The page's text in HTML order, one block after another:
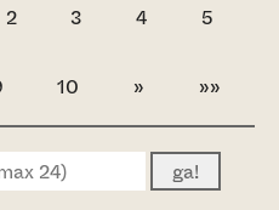
2 3 4 5
10 » »»
ga!